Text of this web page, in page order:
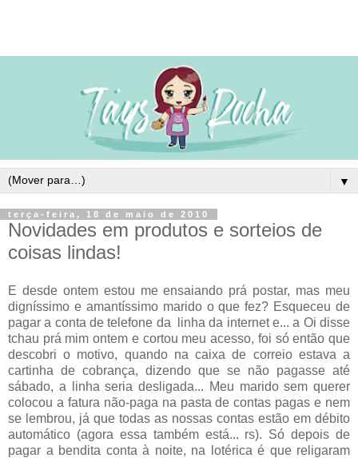
▼
terça-feira, 18 de maio de 2010
Novidades em produtos e sorteios de
coisas lindas!
E desde ontem estou me ensaiando prá postar, mas meu
digníssimo e amantíssimo marido o que fez? Esqueceu de
pagar a conta de telefone da linha da internet e... a Oi disse
tchau prá mim ontem e cortou meu acesso, foi só então que
descobri o motivo, quando na caixa de correio estava a
cartinha de cobrança, dizendo que se não pagasse até
sábado, a linha seria desligada... Meu marido sem querer
colocou a fatura não-paga na pasta de contas pagas e nem
se lembrou, já que todas as nossas contas estão em débito
automático (agora essa também está... rs). Só depois de
pagar a bendita conta à noite, na lotérica é que religaram